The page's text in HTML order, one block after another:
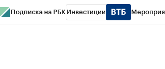
Подписка на РБК Инвестиции